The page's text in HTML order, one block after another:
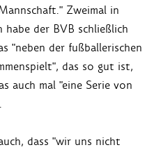
Zweimal in
habe der BVB schließlich
"neben der fußballerischen
das so gut ist,
auch mal "eine Serie von
dass "wir uns nicht